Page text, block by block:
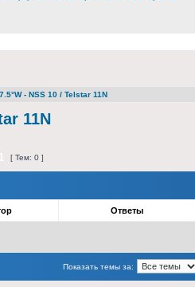
- NSS 10 / Telstar 11N
11N
[ Тем: 0 ]
Ответы
Показать темы за: